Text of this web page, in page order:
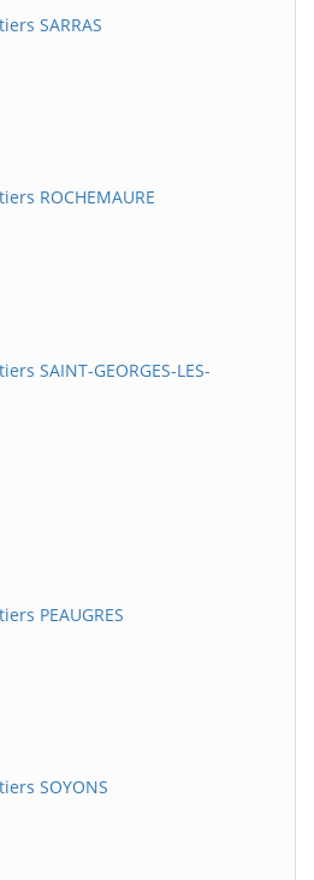
SARRAS
ROCHEMAURE
SAINT-GEORGES-LES-
PEAUGRES
SOYONS